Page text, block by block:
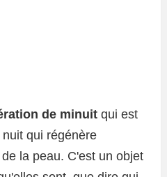
de minuit qui est
qui régénère
la peau. C'est un objet